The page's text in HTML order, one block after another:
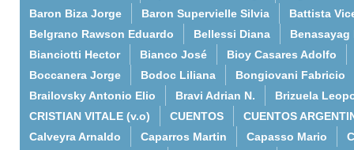
Baron Biza Jorge
Baron Supervielle Silvia
Battista
Belgrano Rawson Eduardo
Bellessi Diana
Benasayag
Bianciotti Hector
Bianco José
Bioy Casares Adolfo
Boccanera Jorge
Bodoc Liliana
Bongiovani Fabricio
Brailovsky Antonio Elio
Bravi Adrian N.
Brizuela
CRISTIAN VITALE (v.o)
CUENTOS
CUENTOS
Calveyra Arnaldo
Caparros Martin Capasso Mario